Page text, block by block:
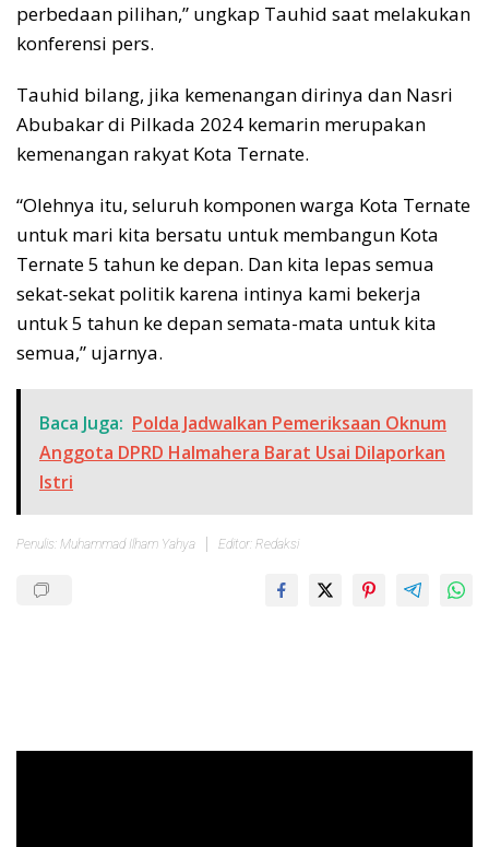
perbedaan pilihan,” ungkap Tauhid saat melakukan
konferensi pers.
Tauhid bilang, jika kemenangan dirinya dan Nasri
Abubakar di Pilkada 2024 kemarin merupakan
kemenangan rakyat Kota Ternate.
“Olehnya itu, seluruh komponen warga Kota Ternate
untuk mari kita bersatu untuk membangun Kota
Ternate 5 tahun ke depan. Dan kita lepas semua
sekat-sekat politik karena intinya kami bekerja
untuk 5 tahun ke depan semata-mata untuk kita
semua,” ujarnya.
Baca Juga: Polda Jadwalkan Pemeriksaan Oknum
Anggota DPRD Halmahera Barat Usai Dilaporkan
Istri
Penulis: Muhammad Ilham Yahya Editor: Redaksi